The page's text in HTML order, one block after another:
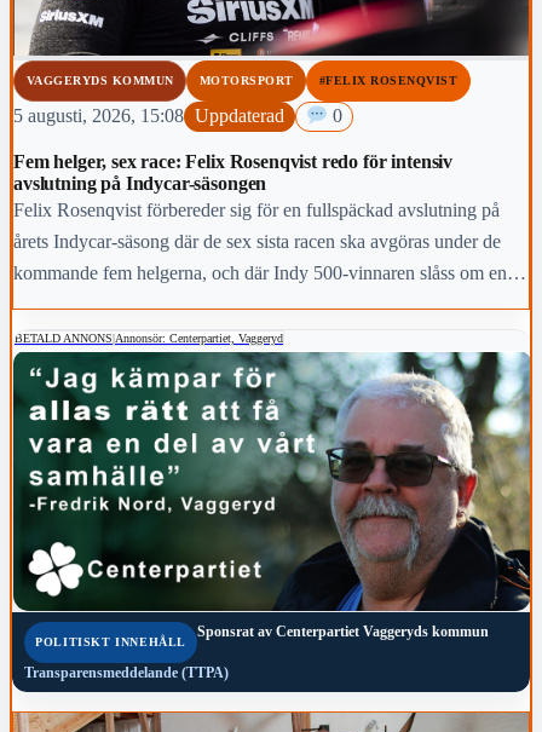
VAGGERYDS KOMMUN MOTORSPORT #FELIX ROSENQVIST
5 augusti, 2026, 15:08 Uppdaterad 0
Fem helger, sex race: Felix Rosenqvist redo för intensiv
avslutning på Indycar-säsongen
Felix Rosenqvist förbereder sig för en fullspäckad avslutning på
årets Indycar-säsong där de sex sista racen ska avgöras under de
kommande fem helgerna, och där Indy 500-vinnaren slåss om en
topp-fem-placering i den slutliga mästerskapstabellen.
BETALD ANNONS|Annonsör: Centerpartiet, Vaggeryd
POLITISKT INNEHÅLL
Sponsrat av Centerpartiet Vaggeryds kommun
Transparensmeddelande (TTPA)